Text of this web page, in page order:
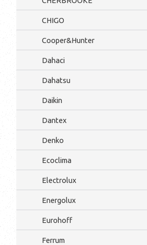
CHIGO
Cooper&Hunter
Dahaci
Dahatsu
Daikin
Dantex
Denko
Ecoclima
Electrolux
Energolux
Eurohoff
Ferrum